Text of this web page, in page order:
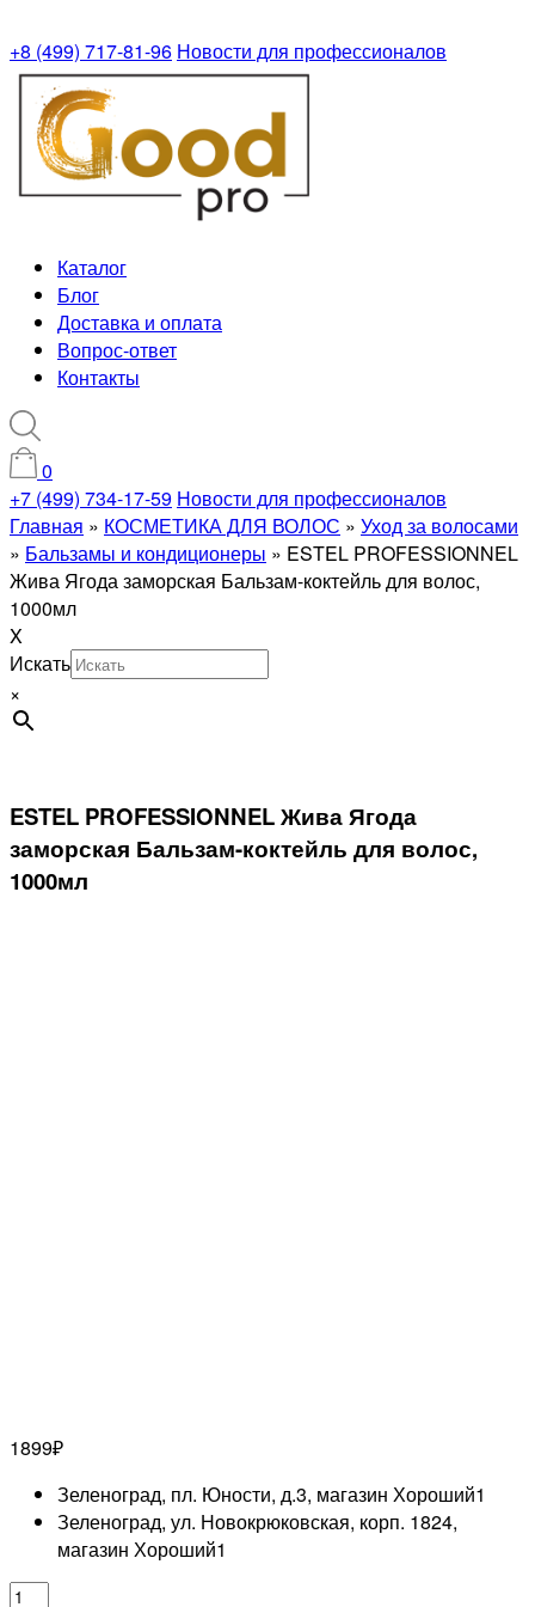
+8 (499) 717-81-96 Новости для профессионалов
Каталог
Блог
Доставка и оплата
Вопрос-ответ
Контакты
0
+7 (499) 734-17-59 Новости для профессионалов
Главная » КОСМЕТИКА ДЛЯ ВОЛОС » Уход за волосами
» Бальзамы и кондиционеры » ESTEL PROFESSIONNEL
Жива Ягода заморская Бальзам-коктейль для волос,
1000мл
X
Искать
×
ESTEL PROFESSIONNEL Жива Ягода
заморская Бальзам-коктейль для волос,
1000мл
1899₽
Зеленоград, пл. Юности, д.3, магазин Хороший1
Зеленоград, ул. Новокрюковская, корп. 1824,
магазин Хороший1
Количество